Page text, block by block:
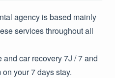
agency is based mainly
services throughout all
car recovery 7J / 7 and
your 7 days stay.